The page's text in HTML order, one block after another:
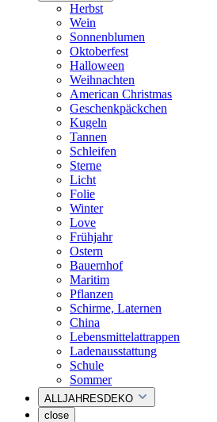
Herbst
Wein
Sonnenblumen
Oktoberfest
Halloween
Weihnachten
American Christmas
Geschenkpäckchen
Kugeln
Tannen
Schleifen
Sterne
Licht
Folie
Winter
Love
Frühjahr
Ostern
Bauernhof
Maritim
Pflanzen
Schirme, Laternen
China
Lebensmittelattrappen
Ladenausstattung
Schule
Sommer
ALLJAHRESDEKO
close